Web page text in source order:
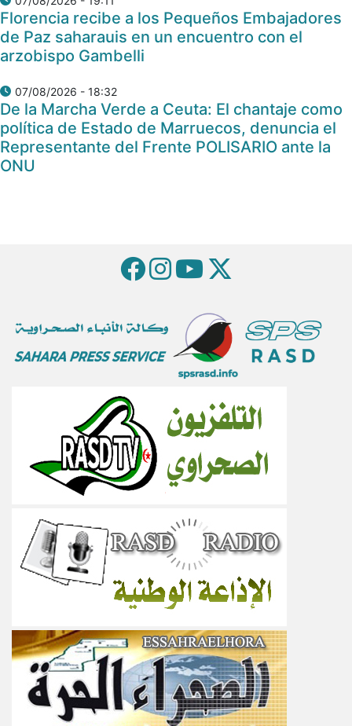
Florencia recibe a los Pequeños Embajadores
de Paz saharauis en un encuentro con el
arzobispo Gambelli
07/08/2026 - 18:32
De la Marcha Verde a Ceuta: El chantaje como
política de Estado de Marruecos, denuncia el
Representante del Frente POLISARIO ante la
ONU